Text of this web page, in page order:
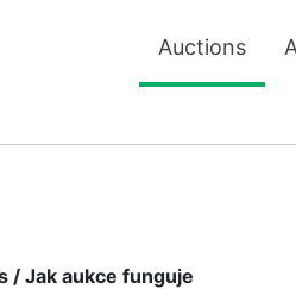
Auctions
/ Jak aukce funguje